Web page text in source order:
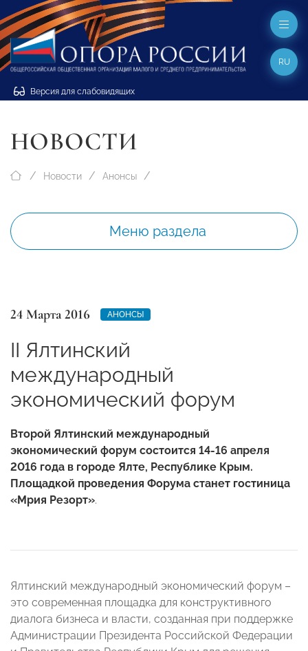
Версия для слабовидящих
RU
НОВОСТИ
Новости Анонсы
Меню раздела
24 Марта 2016 АНОНСЫ
II Ялтинский
международный
экономический форум
Второй Ялтинский международный
экономический форум состоится 14­-16 апреля
2016 года в городе Ялте, Республике Крым.
Площадкой проведения Форума станет гостиница
«Мрия Резорт».
Ялтинский международный экономический форум –
это современная площадка для конструктивного
диалога бизнеса и власти, созданная при поддержке
Администрации Президента Российской Федерации